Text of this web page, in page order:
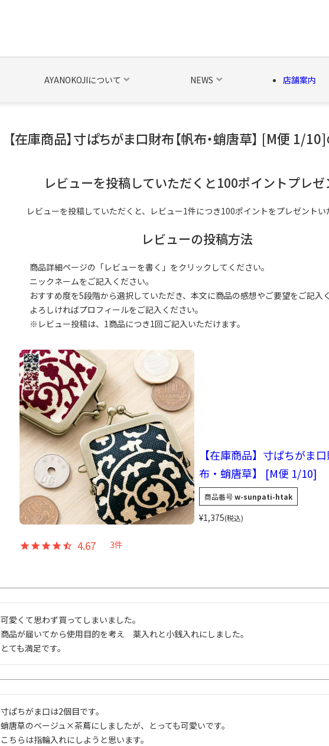
AYANOKOJIについて NEWS 店舗案内
日用雑貨 その他の雑貨 ベルト・関連商品 新商品 シーズン品 キャラ
【在庫商品】寸ぱちがま口財布【帆布・蛸唐草】 [M便 1/
レビューを投稿していただくと100ポイントプレゼ
レビューを投稿していただくと、レビュー1件につき100ポイントをプレゼントい
レビューの投稿方法
商品詳細ページの「レビューを書く」をクリックしてください。
ニックネームをご記入ください。
おすすめ度を5段階から選択していただき、本文に商品の感想やご要望をご記入
よろしければプロフィールをご記入ください。
※レビュー投稿は、1商品につき1回ご記入いただけます。
【在庫商品】寸ぱちがま
布・蛸唐草】 [M便 1/10]
商品番号w-sunpati-htak
¥1,375 税込
4.67 3
可愛くて思わず買ってしまいました。
商品が届いてから使用目的を考え　薬入れと小銭入れにしました。
とても満足です。
寸ぱちがま口は2個目です。
蛸唐草のベージュ×茶蔦にしましたが、とっても可愛いです。
こちらは指輪入れにしようと思います。